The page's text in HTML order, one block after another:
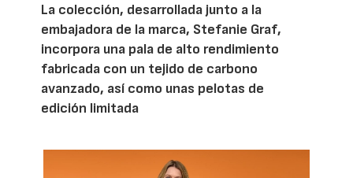
La colección, desarrollada junto a la
embajadora de la marca, Stefanie Graf,
incorpora una pala de alto rendimiento
fabricada con un tejido de carbono
avanzado, así como unas pelotas de
edición limitada